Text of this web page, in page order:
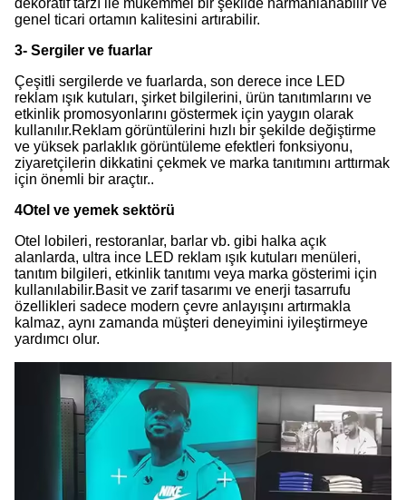
dekoratif tarzı ile mükemmel bir şekilde harmanlanabilir ve
genel ticari ortamın kalitesini artırabilir.
3- Sergiler ve fuarlar
Çeşitli sergilerde ve fuarlarda, son derece ince LED
reklam ışık kutuları, şirket bilgilerini, ürün tanıtımlarını ve
etkinlik promosyonlarını göstermek için yaygın olarak
kullanılır.Reklam görüntülerini hızlı bir şekilde değiştirme
ve yüksek parlaklık görüntüleme efektleri fonksiyonu,
ziyaretçilerin dikkatini çekmek ve marka tanıtımını arttırmak
için önemli bir araçtır..
4Otel ve yemek sektörü
Otel lobileri, restoranlar, barlar vb. gibi halka açık
alanlarda, ultra ince LED reklam ışık kutuları menüleri,
tanıtım bilgileri, etkinlik tanıtımı veya marka gösterimi için
kullanılabilir.Basit ve zarif tasarımı ve enerji tasarrufu
özellikleri sadece modern çevre anlayışını artırmakla
kalmaz, aynı zamanda müşteri deneyimini iyileştirmeye
yardımcı olur.